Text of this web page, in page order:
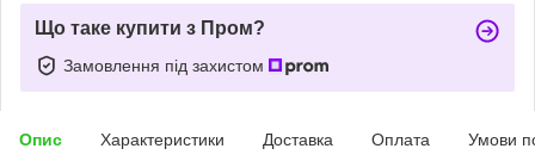
Що таке купити з Пром?
Замовлення під захистом
Опис Характеристики Доставка Оплата Умови